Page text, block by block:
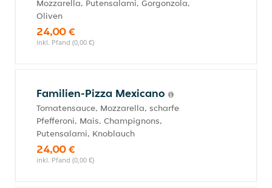
Mozzarella, Putensalami, Gorgonzola,
Oliven
24,00 €
inkl. Pfand (0,00 €)
Familien-Pizza Mexicano
Tomatensauce, Mozzarella, scharfe
Pfefferoni, Mais, Champignons,
Putensalami, Knoblauch
24,00 €
inkl. Pfand (0,00 €)